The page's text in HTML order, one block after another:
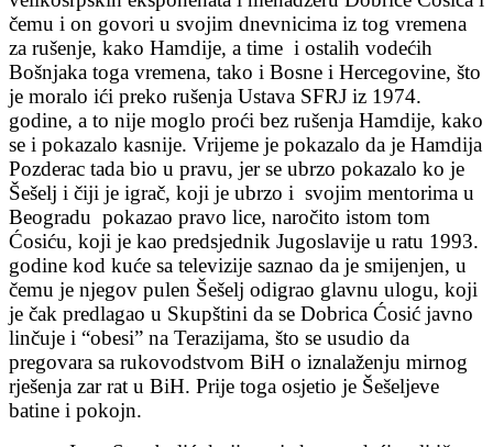
čemu i on govori u svojim dnevnicima iz tog vremena
za rušenje, kako Hamdije, a time i ostalih vodećih
Bošnjaka toga vremena, tako i Bosne i Hercegovine, što
je moralo ići preko rušenja Ustava SFRJ iz 1974.
godine, a to nije moglo proći bez rušenja Hamdije, kako
se i pokazalo kasnije. Vrijeme je pokazalo da je Hamdija
Pozderac tada bio u pravu, jer se ubrzo pokazalo ko je
Šešelj i čiji je igrač, koji je ubrzo i svojim mentorima u
Beogradu pokazao pravo lice, naročito istom tom
Ćosiću, koji je kao predsjednik Jugoslavije u ratu 1993.
godine kod kuće sa televizije saznao da je smijenjen, u
čemu je njegov pulen Šešelj odigrao glavnu ulogu, koji
je čak predlagao u Skupštini da se Dobrica Ćosić javno
linčuje i “obesi” na Terazijama, što se usudio da
pregovara sa rukovodstvom BiH o iznalaženju mirnog
rješenja zar rat u BiH. Prije toga osjetio je Šešeljeve
batine i pokojn.